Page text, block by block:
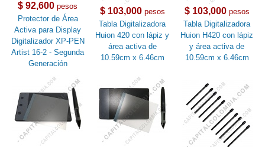
$ 92,600 pesos
Protector de Área
Activa para Display
Digitalizador XP-PEN
Artist 16-2 - Segunda
Generación
$ 103,000pesos
Tabla Digitalizadora
Huion 420 con lápiz y
área activa de
10.59cm x 6.46cm
$ 103,000pesos
Tabla Digitalizadora
Huion H420 con lápiz
y área activa de
10.59cm x 6.46cm